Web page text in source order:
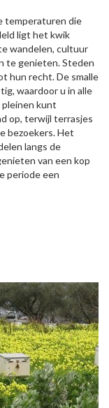
temperaturen die
ligt het kwik
wandelen, cultuur
te genieten. Steden
hun recht. De smalle
waardoor u in alle
kunt
op, terwijl terrasjes
bezoekers. Het
langs de
van een kop
periode een